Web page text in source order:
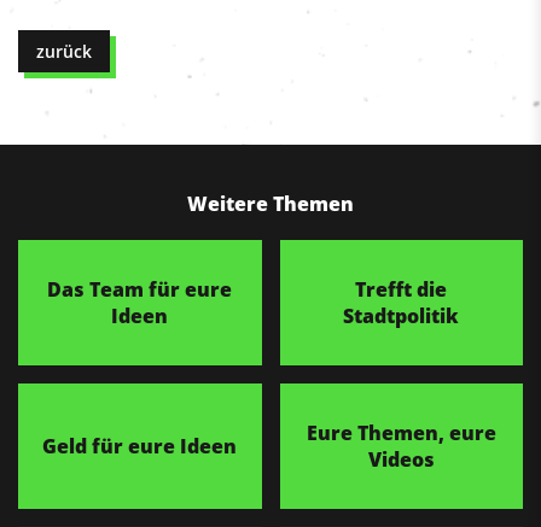
zurück
Weitere Themen
Das Team für eure
Ideen
Trefft die
Stadtpolitik
Geld für eure Ideen
Eure Themen, eure
Videos